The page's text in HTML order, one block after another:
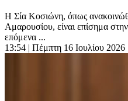
Η Σία Κοσιώνη, όπως
Αμαρουσίου, είναι επίσημα
επόμενα ...
13:54 | Πέμπτη 16 Ιουλίου 2026